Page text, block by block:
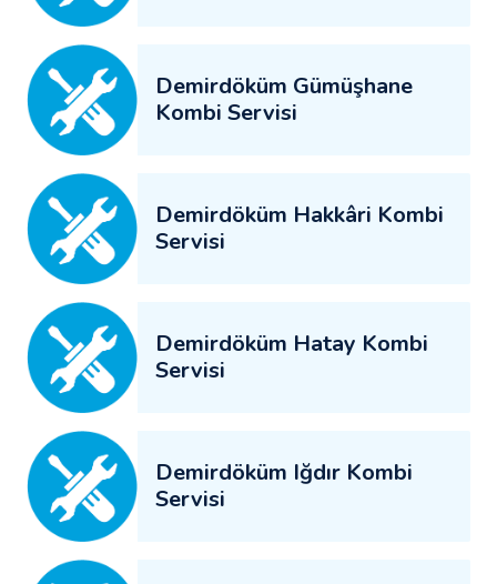
Demirdöküm Gümüşhane
Kombi Servisi
Demirdöküm Hakkâri Kombi
Servisi
Demirdöküm Hatay Kombi
Servisi
Demirdöküm Iğdır Kombi
Servisi